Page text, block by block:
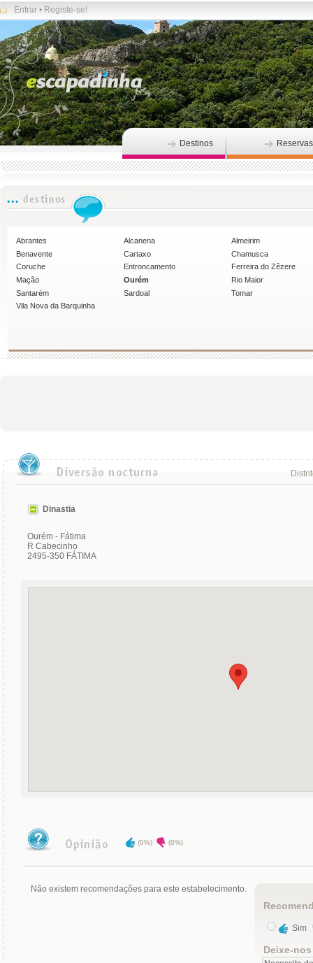
Entrar • Registe-se!
Destinos Reservas
Abrantes Alcanena
Almeirim
Benavente
Cartaxo
Chamusca
Coruche
Entroncamento
Ferreira do Zêzere
Mação
Ourém
Rio Maior
Santarém
Sardoal
Tomar
Vila Nova da Barquinha
Dinastia
Ourém - Fátima
R Cabecinho
2495-350 FÁTIMA
(0%) (0%)
Não existem recomendações para este estabelecimento.
Sim
Deixe-